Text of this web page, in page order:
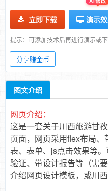
立即下载
AI帮改
演示
提示：可添加技术后再进行演示或
分享赚金币
图文介绍
网页介绍：
这是一套关于川西旅游甘
页面，网页采用flex布局
表、表单、js点击效果等
验证、带设计报告等（需
介绍网页设计模板，或川